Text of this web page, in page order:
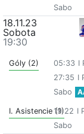
Sabo
18.11.23
Sobota
19:30
Góly (2) 05:33 I
27:35 I
Sabo
I. Asistencie (1)19:22 I
Sabo